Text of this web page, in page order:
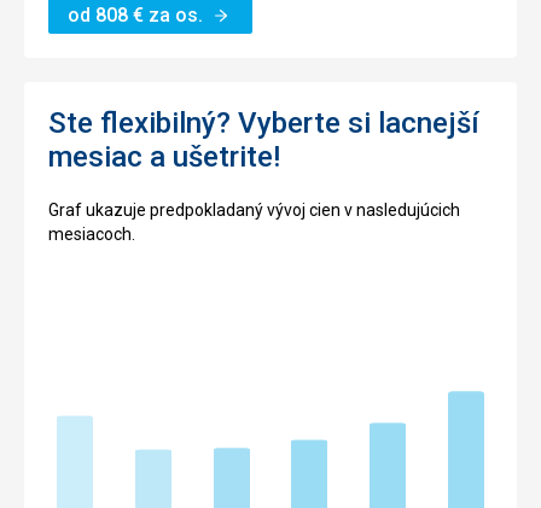
od 808 € za os.
Ste flexibilný? Vyberte si lacnejší
mesiac a ušetrite!
Graf ukazuje predpokladaný vývoj cien v nasledujúcich
mesiacoch.